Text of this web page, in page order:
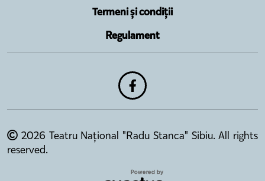
Termeni și condiții
Regulament
2026 Teatru Național "Radu Stanca" Sibiu. All rights
reserved.